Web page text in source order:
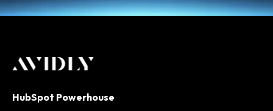
HubSpot Powerhouse